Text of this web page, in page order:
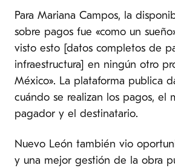
Para Mariana Campos, la
sobre pagos fue «como un
visto esto [datos completos de
infraestructura] en ningún otro
México». La plataforma publica
cuándo se realizan los pagos, el
pagador y el destinatario.
Nuevo León también vio
y una mejor gestión de la obra